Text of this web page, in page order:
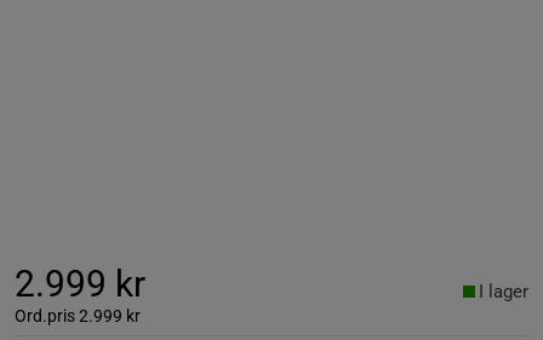
2.999 kr
Ord.pris2.999 kr
I lager